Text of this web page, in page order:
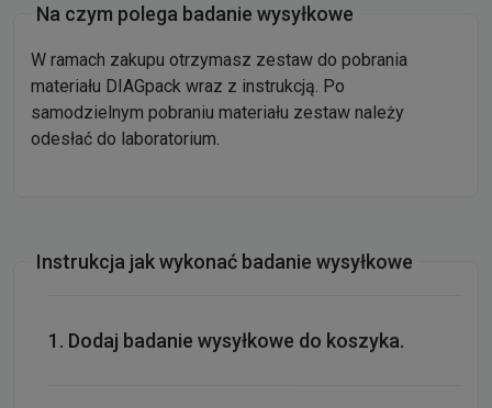
Na czym polega badanie wysyłkowe
W ramach zakupu otrzymasz zestaw do pobrania
materiału DIAGpack wraz z instrukcją. Po
samodzielnym pobraniu materiału zestaw należy
odesłać do laboratorium.
Instrukcja jak wykonać badanie wysyłkowe
Dodaj badanie wysyłkowe do koszyka.